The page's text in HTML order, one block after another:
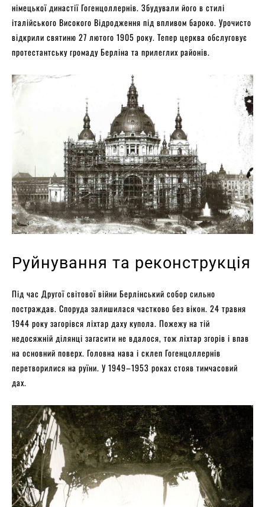
німецької династії Гогенцоллернів. Збудували його в стилі
італійського Високого Відродження під впливом бароко. Урочисто
відкрили святиню 27 лютого 1905 року. Тепер церква обслуговує
протестантську громаду Берліна та прилеглих районів.
Руйнування та реконструкція
Під час Другої світової війни Берлінський собор сильно
постраждав. Споруда залишилася частково без вікон. 24 травня
1944 року загорівся ліхтар даху купола. Пожежу на тій
недосяжній ділянці загасити не вдалося, тож ліхтар згорів і впав
на основний поверх. Головна нава і склеп Гогенцоллернів
перетворилися на руїни. У 1949–1953 роках стояв тимчасовий
дах.